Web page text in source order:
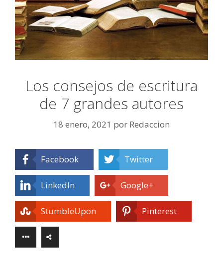
Los consejos de escritura
de 7 grandes autores
18 enero, 2021 por Redaccion
Facebook Twitter
LinkedIn Google+
StumbleUpon Pinterest